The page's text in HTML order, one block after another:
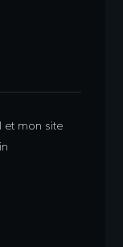
et mon site